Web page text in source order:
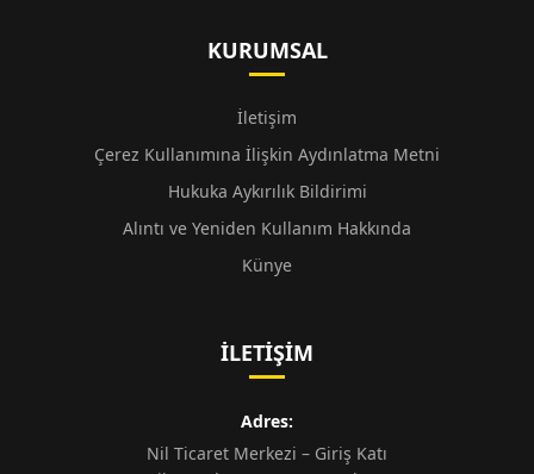
KURUMSAL
İletişim
Çerez Kullanımına İlişkin Aydınlatma Metni
Hukuka Aykırılık Bildirimi
Alıntı ve Yeniden Kullanım Hakkında
Künye
İLETIŞIM
Adres:
Nil Ticaret Merkezi – Giriş Katı